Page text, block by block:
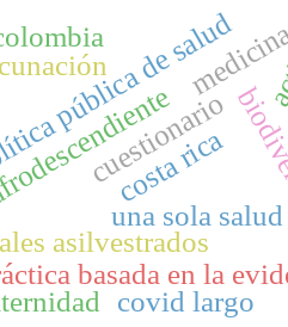
una sola salud
asilvestrados
pública de salud
costa rica
cuestionario
basada en la
covid largo